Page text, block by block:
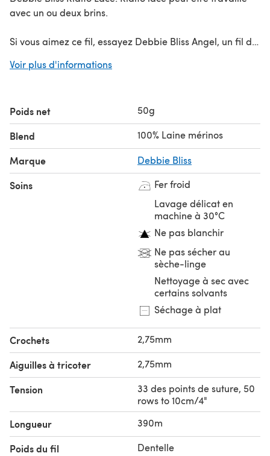
avec un ou deux brins.
Si vous aimez ce fil, essayez Debbie Bliss Angel, un fil de
Cliquez ici pour nos Packs de 10 Balles
Voir plus d'informations
Poids net 50g
Blend 100% Laine mérinos
Marque Debbie Bliss
Soins
Fer froid
Lavage délicat en
machine à 30°C
Ne pas blanchir
Ne pas sécher au
sèche-linge
Nettoyage à sec avec
certains solvants
Séchage à plat
Crochets 2,75mm
Aiguilles à tricoter 2,75mm
Tension
33 des points de suture, 50
rows to 10cm/4"
Longueur 390m
Poids du fil
Dentelle